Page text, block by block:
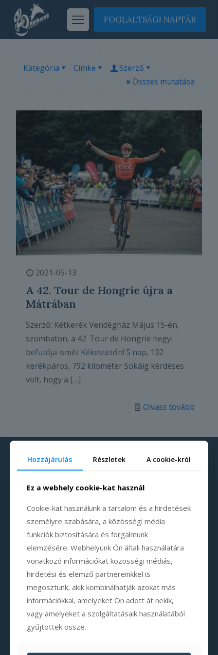
FOGLALTSÁGI NAPTÁR
Kategória Címke
Szerző
Összes mutatása
2021-05-13
A 42. Tour de Hongrie újra a
Mátrában
Szerző: Kétkerék Vendégház Május 15-én,
szombaton, a 42. Tour de Hongrie hegyi
befutója ismét Kékestetőn! 5 nap, 132
kerékpáros, 792 kilométer Sokáig kérdéses
volt, hogy a […]
Olvass tovább
Hozzájárulás Részletek A cookie-król
Ez a webhely cookie-kat használ
Cookie-kat használunk a tartalom és a hirdetések
személyre szabására, a közösségi média
funkciók biztosítására és forgalmunk
elemzésére. Webhelyünk Ön általi használatára
vonatkozó információkat közösségi médiás,
hirdetési és elemző partnereinkkel is
megosztunk, akik kombinálhatják azokat más
információkkal, amelyeket Ön adott át nekik,
vagy amelyeket a szolgáltatásaik használatából
gyűjtöttek össze.